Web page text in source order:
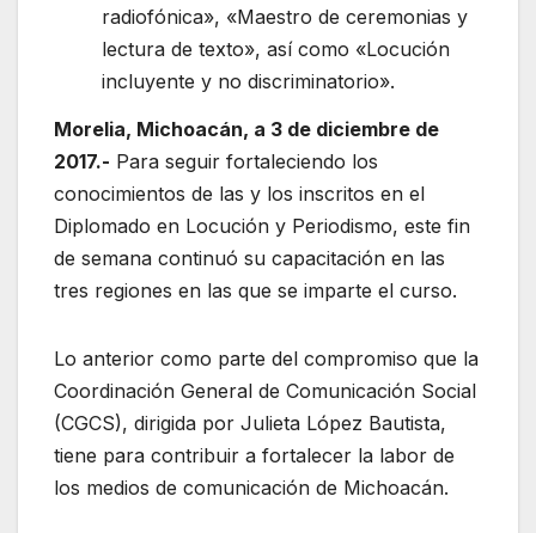
radiofónica», «Maestro de ceremonias y
lectura de texto», así como «Locución
incluyente y no discriminatorio».
Morelia, Michoacán, a 3 de diciembre de
2017.- Para seguir fortaleciendo los
conocimientos de las y los inscritos en el
Diplomado en Locución y Periodismo, este fin
de semana continuó su capacitación en las
tres regiones en las que se imparte el curso.
Lo anterior como parte del compromiso que la
Coordinación General de Comunicación Social
(CGCS), dirigida por Julieta López Bautista,
tiene para contribuir a fortalecer la labor de
los medios de comunicación de Michoacán.